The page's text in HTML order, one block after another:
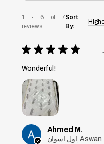
1 - 6 of 7
reviews
Sort
By:
★ ★ ★ ★ ★
Wonderful!
Ahmed M.
اول اسوان, Aswan